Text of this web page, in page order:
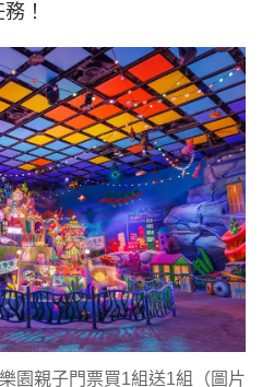
！
園親子門票買1組送1組（圖片